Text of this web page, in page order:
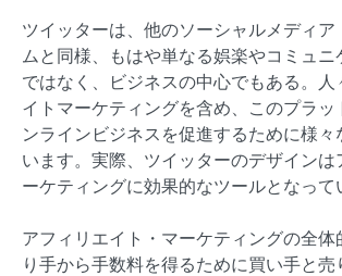
ツイッターは、他のソーシャルメディア
ムと同様、もはや単なる娯楽やコミュ
ではなく、ビジネスの中心でもある。人
イトマーケティングを含め、このプラッ
ンラインビジネスを促進するために様々
います。実際、ツイッターのデザインは
ーケティングに効果的なツールとなって
アフィリエイト・マーケティングの全体
り手から手数料を得るために買い手と売